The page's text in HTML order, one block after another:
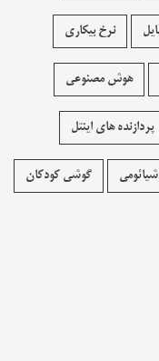
نرخ بیکاری
هوش مصنوعی
پردازنده های اینتل
گوشی کودکان